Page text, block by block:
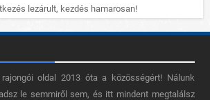
lezárult, kezdés hamarosan!
oldal 2013 óta a közösségért! Nálunk
le semmiről sem, és itt mindent megtalálsz